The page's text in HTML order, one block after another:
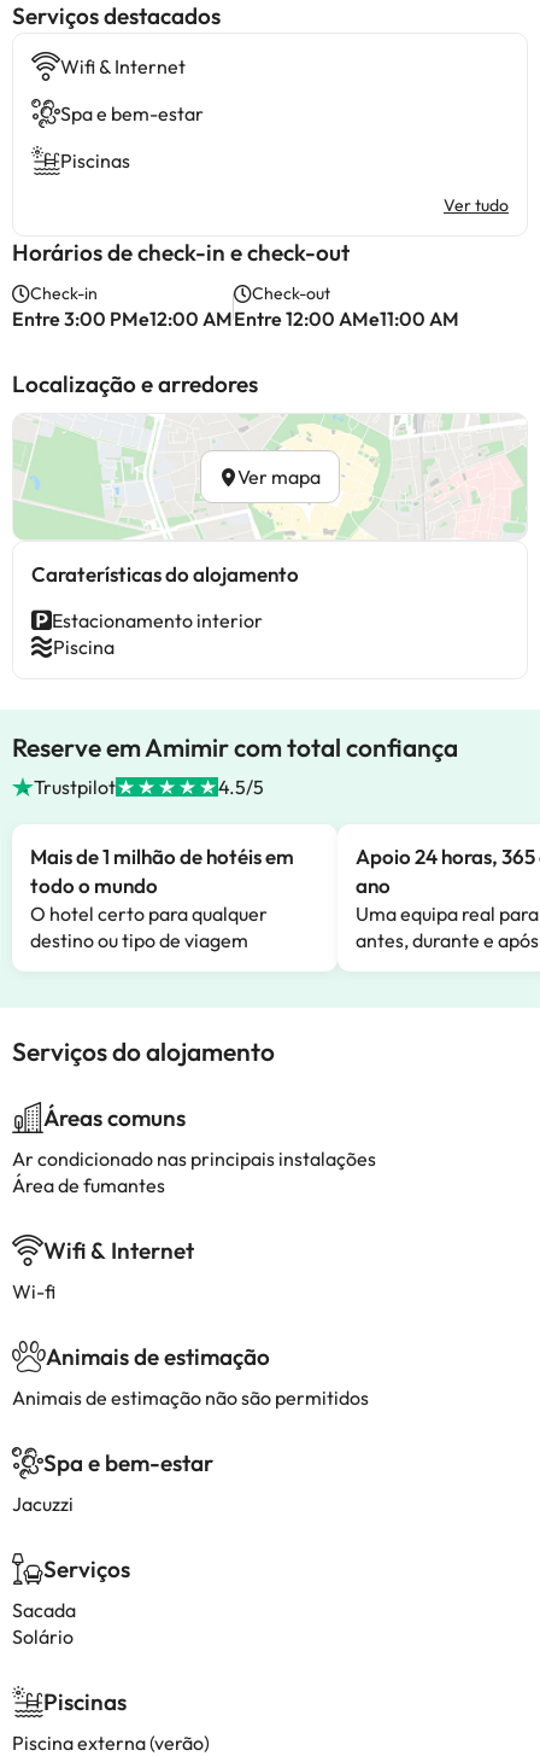
Serviços destacados
Wifi & Internet
Spa e bem-estar
Piscinas
Ver tudo
Horários de check-in e check-out
Check-in
Entre 3:00 PMe12:00 AM
Check-out
Entre 12:00 AMe11:00 AM
Localização e arredores
Ver mapa
Caraterísticas do alojamento
Estacionamento interior
Piscina
Reserve em Amimir com total confiança
Trustpilot 4.5/5
Mais de 1 milhão de hotéis em
todo o mundo
O hotel certo para qualquer
destino ou tipo de viagem
Apoio 24 horas,
ano
Uma equipa real
antes, durante e
Serviços do alojamento
Áreas comuns
Ar condicionado nas principais instalações
Área de fumantes
Wifi & Internet
Wi-fi
Animais de estimação
Animais de estimação não são permitidos
Spa e bem-estar
Jacuzzi
Serviços
Sacada
Solário
Piscinas
Piscina externa (verão)